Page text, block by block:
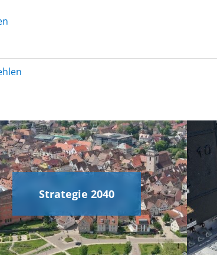
Strategie 2040